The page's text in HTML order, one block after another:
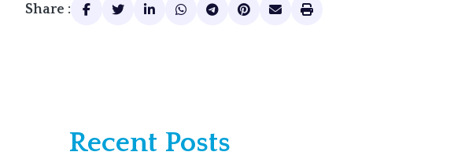
Share :
Recent Posts